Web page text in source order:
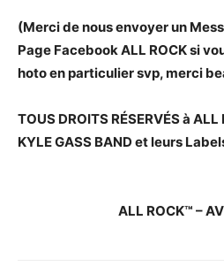
(Merci de nous envoyer un
Page Facebook ALL ROCK si
hoto en particulier svp, merci
TOUS DROITS RÉSERVÉS à
KYLE GASS BAND et leurs
ALL ROCK™ –